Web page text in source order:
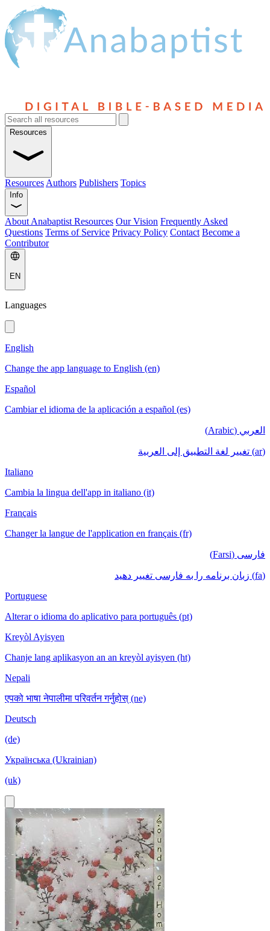
Resources
Resources Authors Publishers Topics
Info
About Anabaptist Resources Our Vision Frequently Asked
Questions Terms of Service Privacy Policy Contact Become a
Contributor
EN
Languages
English
Change the app language to English (en)
Español
Cambiar el idioma de la aplicación a español (es)
العربي (Arabic)
(ar) تغيير لغة التطبيق إلى العربية
Italiano
Cambia la lingua dell'app in italiano (it)
Français
Changer la langue de l'application en français (fr)
فارسی (Farsi)
(fa) زبان برنامه را به فارسی تغییر دهید
Portuguese
Alterar o idioma do aplicativo para português (pt)
Kreyòl Ayisyen
Chanje lang aplikasyon an an kreyòl ayisyen (ht)
Nepali
एपको भाषा नेपालीमा परिवर्तन गर्नुहोस् (ne)
Deutsch
(de)
Українська (Ukrainian)
(uk)